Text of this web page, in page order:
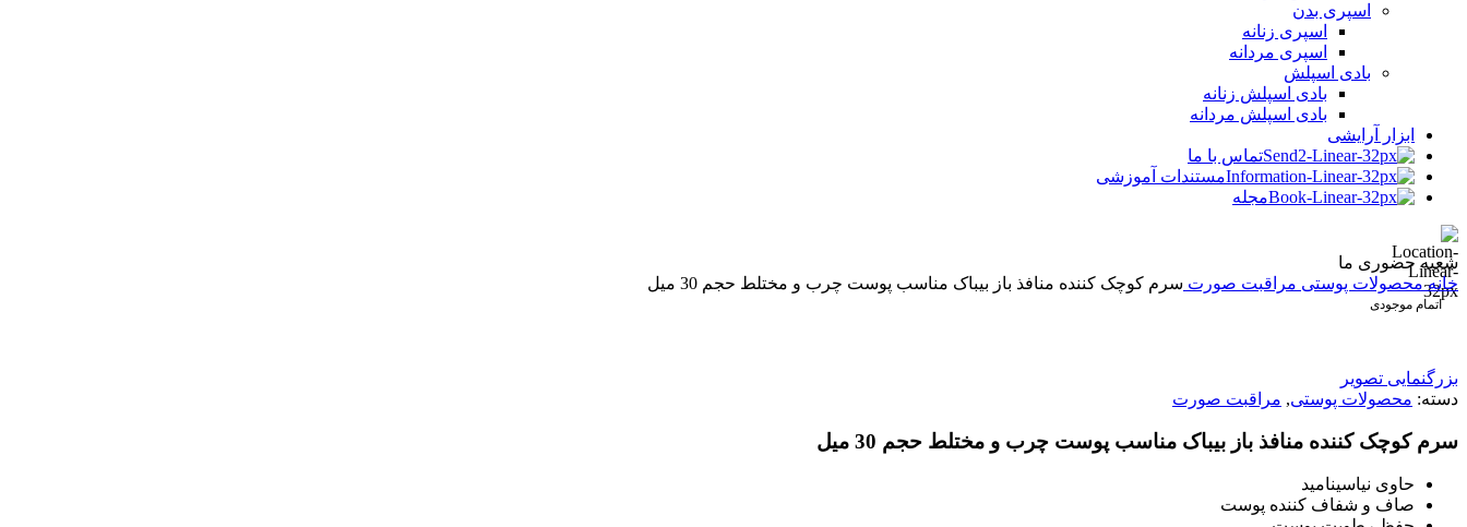
اسپری بدن
اسپری زنانه
اسپری مردانه
بادی اسپلش
بادی اسپلش زنانه
بادی اسپلش مردانه
ابزار آرایشی
تماس با ما
مستندات آموزشی
مجله
شعبه حضوری ما
خانهمحصولات پوستی مراقبت صورت سرم کوچک کننده منافذ باز بیباک مناسب پوست چرب و مختلط حجم 30 میل
اتمام موجودی
بزرگنمایی تصویر
دسته: محصولات پوستی, مراقبت صورت
سرم کوچک کننده منافذ باز بیباک مناسب پوست چرب و مختلط حجم 30 میل
حاوی نیاسینامید
صاف و شفاف کننده پوست